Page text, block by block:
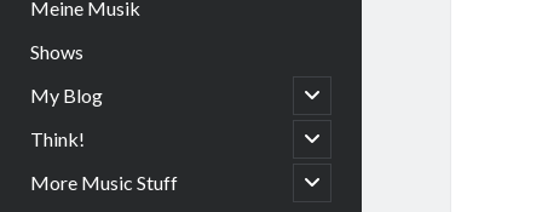
Meine Musik
Shows
My Blog
open
child
menu
Think!
open
child
menu
More Music Stuff
open
child